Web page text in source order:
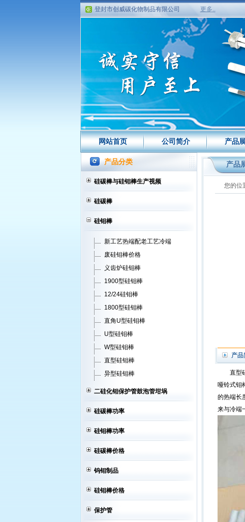
登封市钰锋电热有限公司
5月28日废硅钼棒价格
5月31日硅钼棒价格
6月1日硅钼棒价格
6月5日硅钼棒价格
6月6日硅钼棒价格
原材料钼粉突破32万，硅钼棒价格...
硅钼棒价格持续上涨
硅碳棒价格下浮
2018年废硅钼棒价格
6月19日硅钼棒价格
1900型硅钼棒
硅碳棒代理商
登封市创威碳化物制品有限公司增...
登封市钰锋电热有限公司
5月28日废硅钼棒价格
硅钼棒价格
5月30日硅钼棒价格
5月31日硅钼棒价格
6月1日硅钼棒价格
6月4日硅钼棒行情
6月5日硅钼棒价格
6月6日硅钼棒价格
更多..
网站首页 公司简介 产品
产品分类
硅碳棒与硅钼棒生产视频
硅碳棒
硅钼棒
新工艺热端配老工艺冷端
废硅钼棒价格
义齿炉硅钼棒
1900型硅钼棒
12/24硅钼棒
1800型硅钼棒
直角U型硅钼棒
U型硅钼棒
W型硅钼棒
直型硅钼棒
异型硅钼棒
二硅化钼保护管鼓泡管坩埚
硅碳棒功率
硅钼棒功率
硅碳棒价格
钨钼制品
硅钼棒价格
保护管
产品
您的位
产品
直型
哑铃式钼
的热端长
来与冷端